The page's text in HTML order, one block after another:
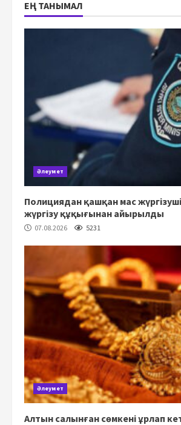
ЕҢ ТАНЫМАЛ
Әлеумет
Полициядан қашқан мас
жүргізу құқығынан айырылды
07.08.2026 5231
Әлеумет
Алтын салынған сөмкені ұрлап